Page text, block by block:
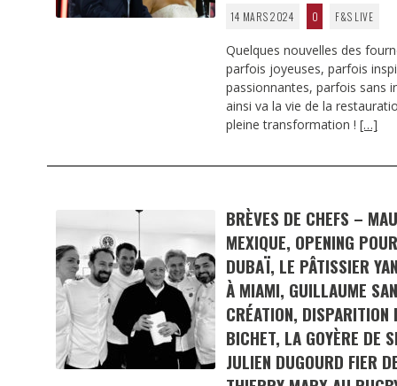
14 MARS 2024 0 F&S LIVE
Quelques nouvelles des
parfois joyeuses, parfois
passionnantes, parfois sans
ainsi va la vie de la
pleine transformation ! […]
BRÈVES DE CHEFS –
MEXIQUE, OPENING
DUBAÏ, LE PÂTISSIER
À MIAMI, GUILLAUME
CRÉATION, DISPARITION
BICHET, LA GOYÈRE DE
JULIEN DUGOURD FIER